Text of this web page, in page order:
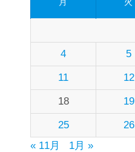
4 5
11 12
18 19
25 26
« 11月
1月 »